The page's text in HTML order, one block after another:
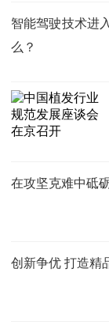
智能驾驶技术进
么？
在攻坚克难中砥
创新争优 打造精